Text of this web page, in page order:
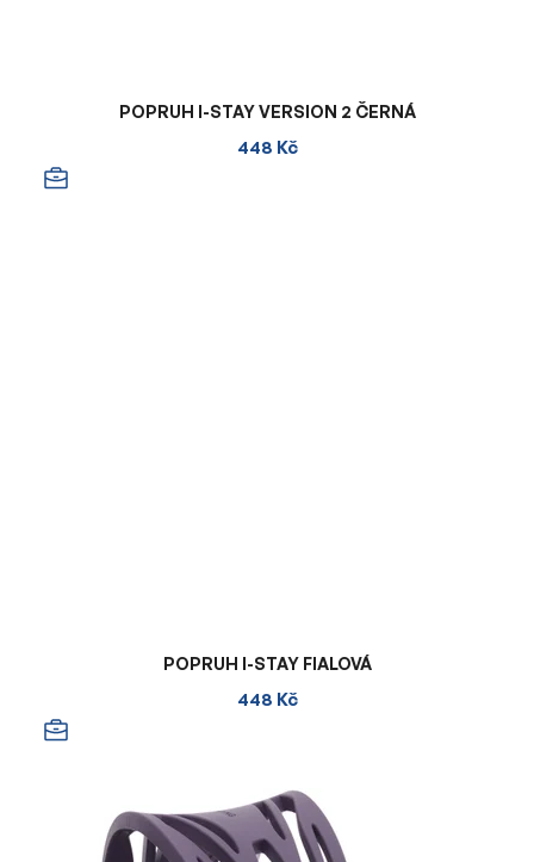
POPRUH I-STAY VERSION 2 ČERNÁ
448 Kč
POPRUH I-STAY FIALOVÁ
448 Kč